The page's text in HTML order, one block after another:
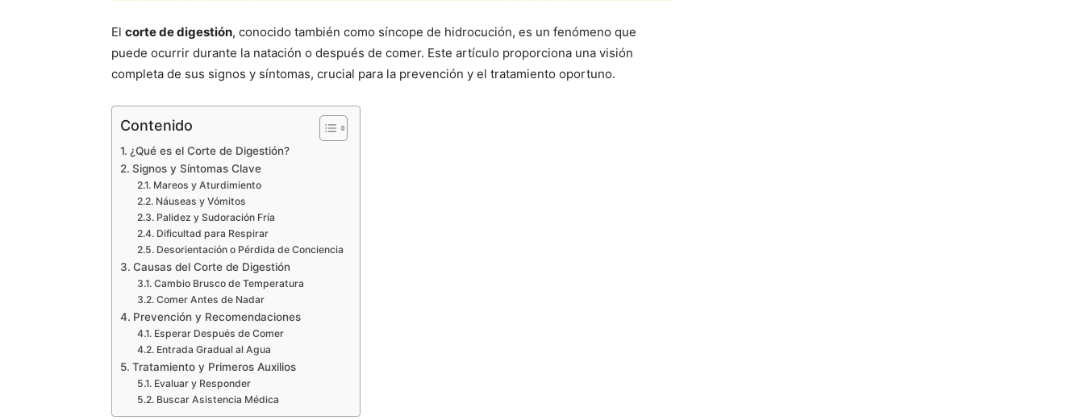
El corte de digestión, conocido también como síncope de hidrocución, es un fenómeno que
puede ocurrir durante la natación o después de comer. Este artículo proporciona una visión
completa de sus signos y síntomas, crucial para la prevención y el tratamiento oportuno.
Contenido
¿Qué es el Corte de Digestión?
Signos y Síntomas Clave
Mareos y Aturdimiento
Náuseas y Vómitos
Palidez y Sudoración Fría
Dificultad para Respirar
Desorientación o Pérdida de Conciencia
Causas del Corte de Digestión
Cambio Brusco de Temperatura
Comer Antes de Nadar
Prevención y Recomendaciones
Esperar Después de Comer
Entrada Gradual al Agua
Tratamiento y Primeros Auxilios
Evaluar y Responder
Buscar Asistencia Médica